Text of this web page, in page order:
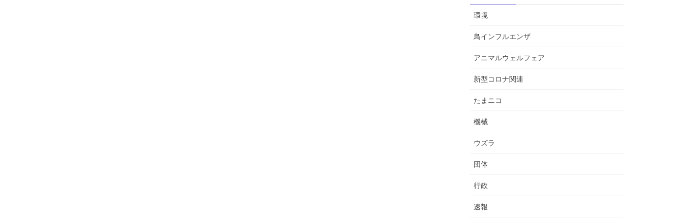
環境
鳥インフルエンザ
アニマルウェルフェア
新型コロナ関連
たまニコ
機械
ウズラ
団体
行政
速報